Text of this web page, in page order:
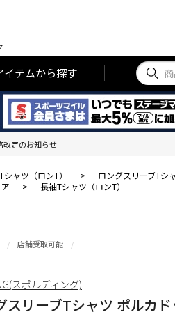
イテムから探す
改定のお知らせ
シャツ（ロンT） >
ロングスリーブTシ
>
長袖Tシャツ（ロンT）
店舗受取可能
スリーブTシャツ ポルカ
スポルディング)